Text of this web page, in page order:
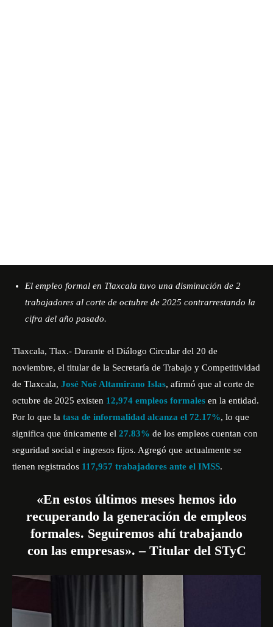
El empleo formal en Tlaxcala tuvo una disminución de 2
trabajadores al corte de octubre de 2025 contrarrestando la
cifra del año pasado.
Tlaxcala, Tlax.- Durante el Diálogo Circular del 20 de
noviembre, el titular de la Secretaría de Trabajo y Competitividad
de Tlaxcala, José Noé Altamirano Islas, afirmó que al corte de
octubre de 2025 existen 12,974 empleos formales en la entidad.
Por lo que la tasa de informalidad alcanza el 72.17%, lo que
significa que únicamente el 27.83% de los empleos cuentan con
seguridad social e ingresos fijos. Agregó que actualmente se
tienen registrados 117,957 trabajadores ante el IMSS.
«En estos últimos meses hemos ido
recuperando la generación de empleos
formales. Seguiremos ahí trabajando
con las empresas». – Titular del STyC